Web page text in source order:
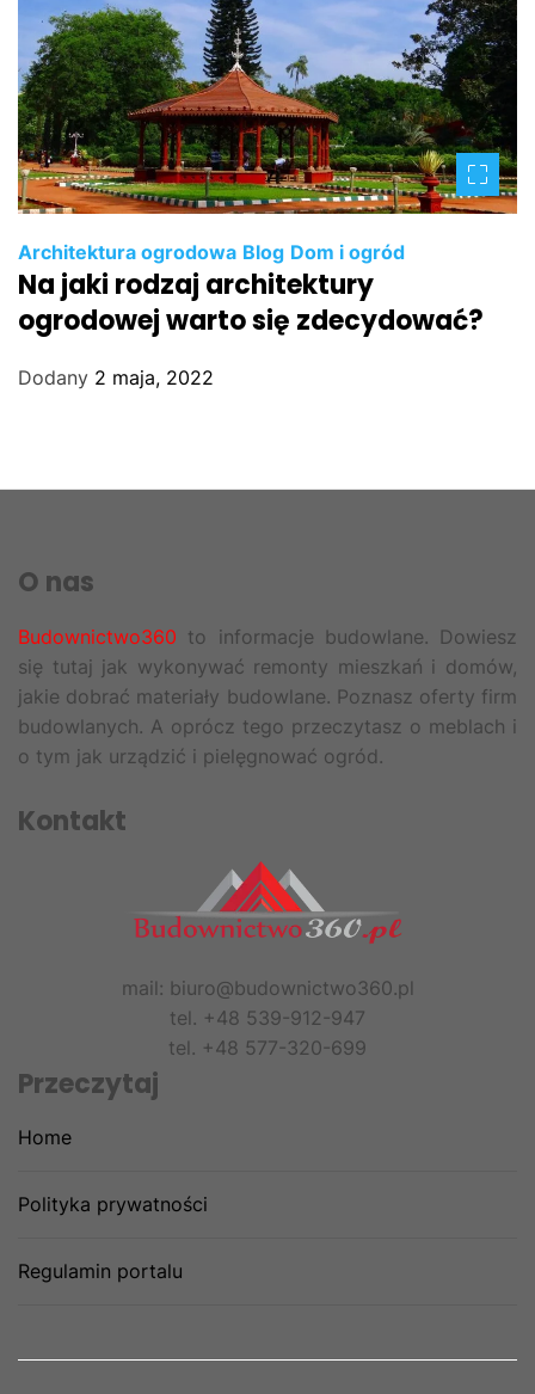
Architektura ogrodowa Blog Dom i ogród
Na jaki rodzaj architektury
ogrodowej warto się zdecydować?
Dodany 2 maja, 2022
O nas
Budownictwo360 to informacje budowlane. Dowiesz
się tutaj jak wykonywać remonty mieszkań i domów,
jakie dobrać materiały budowlane. Poznasz oferty firm
budowlanych. A oprócz tego przeczytasz o meblach i
o tym jak urządzić i pielęgnować ogród.
Kontakt
mail: biuro@budownictwo360.pl
tel. +48 539-912-947
tel. +48 577-320-699
Przeczytaj
Home
Polityka prywatności
Regulamin portalu